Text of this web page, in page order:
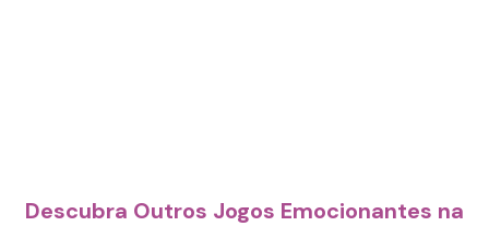
Descubra Outros Jogos Emocionantes na